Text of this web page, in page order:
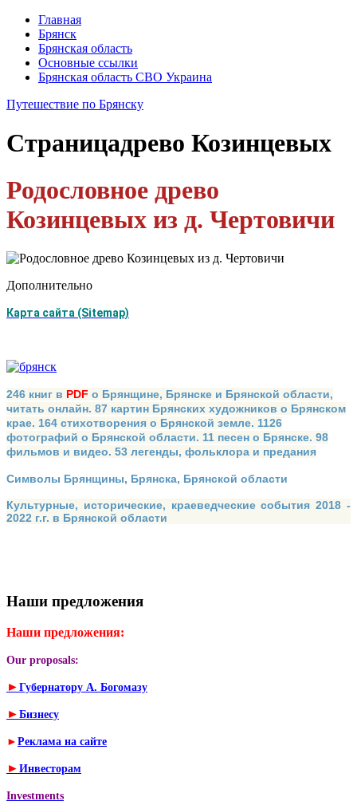
Главная
Брянск
Брянская область
Основные ссылки
Брянская область СВО Украина
Путешествие по Брянску
Страницадрево Козинцевых
Родословное древо
Козинцевых из д. Чертовичи
Дополнительно
Карта сайта (Sitemap)
246 книг в PDF о Брянщине, Брянске и Брянской области,
читать онлайн. 87 картин Брянских художников о Брянском
крае. 164 стихотворения о Брянской земле. 1126
фотографий о Брянской области. 11 песен о Брянске. 98
фильмов и видео. 53 легенды, фольклора и предания
Символы Брянщины, Брянска, Брянской области
Культурные, исторические, краеведческие события 2018 -
2022 г.г. в Брянской области
Наши предложения
Наши предложения:
Our proposals:
► Губернатору А. Богомазу
► Бизнесу
► Реклама на сайте
► Инвесторам
Investments